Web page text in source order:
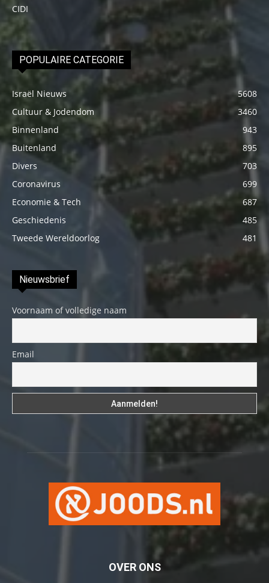
CIDI
POPULAIRE CATEGORIE
Israël Nieuws
5608
Cultuur & Jodendom
3460
Binnenland
943
Buitenland
895
Divers
703
Coronavirus
699
Economie & Tech
687
Geschiedenis
485
Tweede Wereldoorlog
481
Nieuwsbrief
Voornaam of volledige naam
Email
OVER ONS